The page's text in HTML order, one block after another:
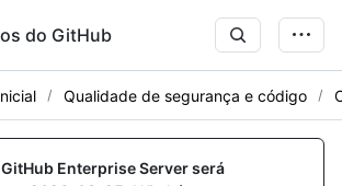
do GitHub
Qualidade de segurança e código
Enterprise Server será